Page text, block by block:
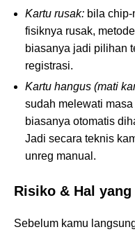
Kartu rusak: bila
fisiknya rusak,
biasanya jadi pilihan
registrasi.
Kartu hangus (mati
sudah melewati
biasanya otomatis
Jadi secara teknis
unreg manual.
Risiko & Hal
Sebelum kamu